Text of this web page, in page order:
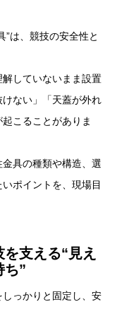
”は、競技の安全性と
していないまま設置
ない」「天蓋が外れ
こることがありま
具の種類や構造、選
ポイントを、現場目
支える“見え
ち”
っかりと固定し、安